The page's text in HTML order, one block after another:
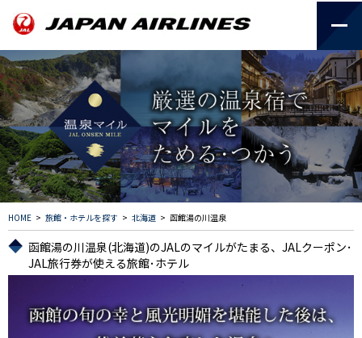
HOME > 旅館・ホテルを探す > 北海道 > 函館湯の川温泉
函館湯の川温泉(北海道)のJALのマイルがたまる、JALクーポン･
JAL旅行券が使える旅館･ホテル